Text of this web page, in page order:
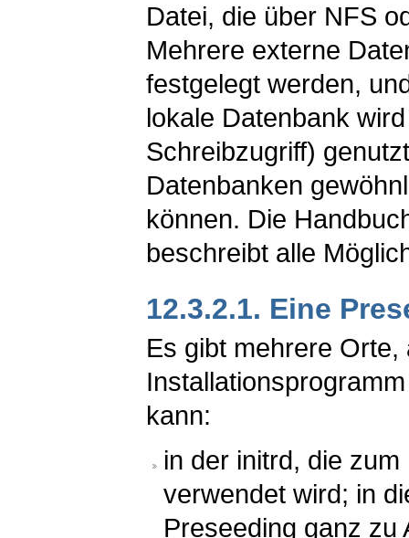
Datei, die über NFS
Mehrere externe
festgelegt werden,
lokale Datenbank
Schreibzugriff)
Datenbanken
können. Die
beschreibt alle
12.3.2.1. Eine
Es gibt mehrere Orte,
kann:
in der initrd, die
verwendet wird; in
Preseeding ganz zu